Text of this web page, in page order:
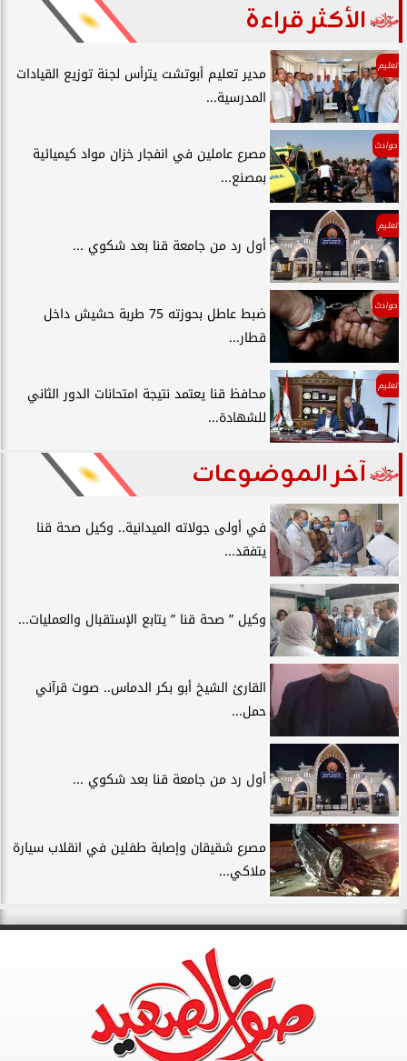
الأكثر قراءة
تعليم
مدير تعليم أبوتشت يترأس لجنة توزيع القيادات
المدرسية...
حوادث
مصرع عاملين في انفجار خزان مواد كيميائية
بمصنع...
تعليم
أول رد من جامعة قنا بعد شكوي ...
حوادث
ضبط عاطل بحوزته 75 طربة حشيش داخل
قطار...
تعليم
محافظ قنا يعتمد نتيجة امتحانات الدور الثاني
للشهادة...
آخر الموضوعات
في أولى جولاته الميدانية.. وكيل صحة قنا
يتفقد...
وكيل ” صحة قنا ” يتابع الإستقبال والعمليات...
القارئ الشيخ أبو بكر الدماس.. صوت قرآني
حمل...
أول رد من جامعة قنا بعد شكوي ...
مصرع شقيقان وإصابة طفلين في انقلاب سيارة
ملاكي...